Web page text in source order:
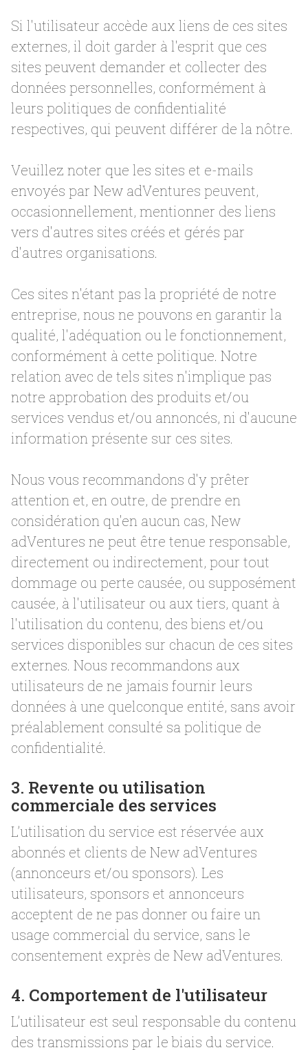
Si l'utilisateur accède aux liens de ces sites
externes, il doit garder à l'esprit que ces
sites peuvent demander et collecter des
données personnelles, conformément à
leurs politiques de confidentialité
respectives, qui peuvent différer de la nôtre.
Veuillez noter que les sites et e-mails
envoyés par New adVentures peuvent,
occasionnellement, mentionner des liens
vers d'autres sites créés et gérés par
d'autres organisations.
Ces sites n'étant pas la propriété de notre
entreprise, nous ne pouvons en garantir la
qualité, l'adéquation ou le fonctionnement,
conformément à cette politique. Notre
relation avec de tels sites n'implique pas
notre approbation des produits et/ou
services vendus et/ou annoncés, ni d'aucune
information présente sur ces sites.
Nous vous recommandons d'y prêter
attention et, en outre, de prendre en
considération qu'en aucun cas, New
adVentures ne peut être tenue responsable,
directement ou indirectement, pour tout
dommage ou perte causée, ou supposément
causée, à l'utilisateur ou aux tiers, quant à
l'utilisation du contenu, des biens et/ou
services disponibles sur chacun de ces sites
externes. Nous recommandons aux
utilisateurs de ne jamais fournir leurs
données à une quelconque entité, sans avoir
préalablement consulté sa politique de
confidentialité.
3. Revente ou utilisation
commerciale des services
L’utilisation du service est réservée aux
abonnés et clients de New adVentures
(annonceurs et/ou sponsors). Les
utilisateurs, sponsors et annonceurs
acceptent de ne pas donner ou faire un
usage commercial du service, sans le
consentement exprès de New adVentures.
4. Comportement de l'utilisateur
L’utilisateur est seul responsable du contenu
des transmissions par le biais du service.